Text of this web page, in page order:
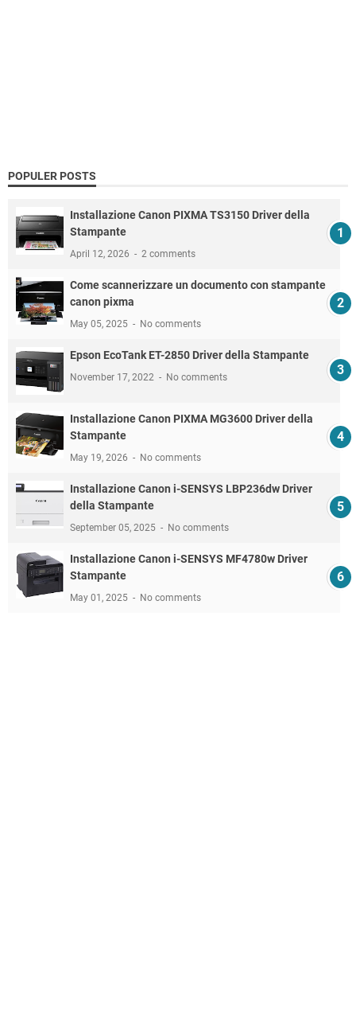
POPULER POSTS
Installazione Canon PIXMA TS3150 Driver della
Stampante
April 12, 2026 2 comments
Come scannerizzare un documento con stampante
canon pixma
May 05, 2025 No comments
Epson EcoTank ET-2850 Driver della Stampante
November 17, 2022 No comments
Installazione Canon PIXMA MG3600 Driver della
Stampante
May 19, 2026 No comments
Installazione Canon i-SENSYS LBP236dw Driver
della Stampante
September 05, 2025 No comments
Installazione Canon i-SENSYS MF4780w Driver
Stampante
May 01, 2025 No comments